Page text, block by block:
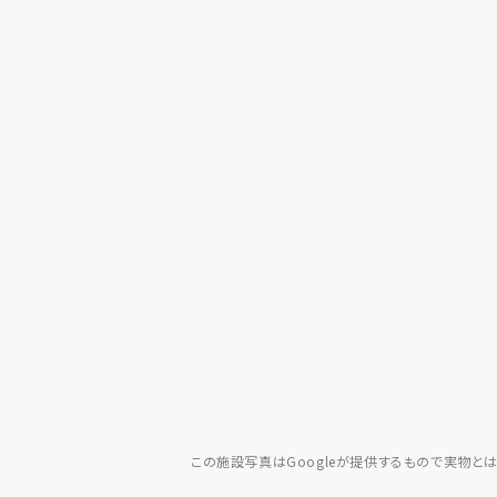
この施設写真はGoogleが提供するもので実物と